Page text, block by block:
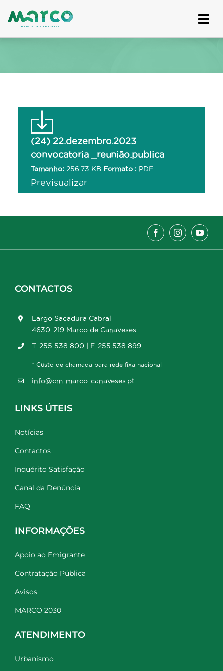
to
(24) 22.dezembro.2023
convocatoria _reunião.publica
Tamanho: 256.73 KB Formato : PDF
Previsualizar
CONTACTOS
Largo Sacadura Cabral
4630-219 Marco de Canaveses
T. 255 538 800 | F. 255 538 899
* Custo de chamada para rede fixa nacional
info@cm-marco-canaveses.pt
LINKS ÚTEIS
Notícias
Contactos
Inquérito Satisfação
Canal da Denúncia
FAQ
INFORMAÇÕES
Apoio ao Emigrante
Contratação Pública
Avisos
MARCO 2030
ATENDIMENTO
Urbanismo